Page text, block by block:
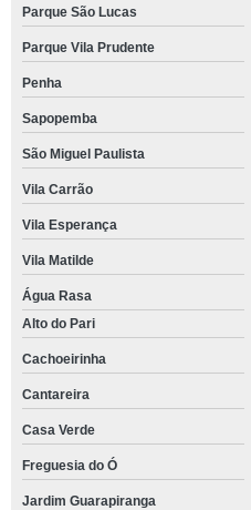
Parque São Lucas
Parque Vila Prudente
Penha
Sapopemba
São Miguel Paulista
Vila Carrão
Vila Esperança
Vila Matilde
Água Rasa
Alto do Pari
Cachoeirinha
Cantareira
Casa Verde
Freguesia do Ó
Jardim Guarapiranga